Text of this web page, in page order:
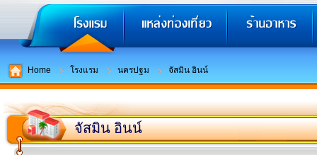
Home โรงแรม นครปฐม จัสมิน อินน์
จัสมิน อินน์